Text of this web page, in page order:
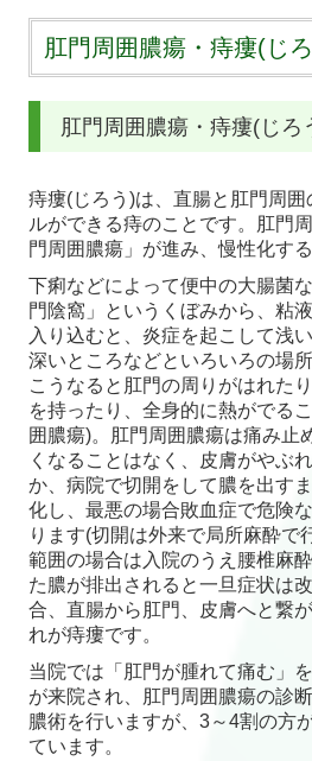
各種検査
施設・設備紹介
アクセス
お問い合わせ
肛門周囲膿瘍・痔瘻(じ
肛門周囲膿瘍・痔瘻(じろ
痔瘻(じろう)は、直腸と肛門周
ルができる痔のことです。肛門
門周囲膿瘍」が進み、慢性化す
下痢などによって便中の大腸菌
門陰窩」というくぼみから、粘
入り込むと、炎症を起こして浅
深いところなどといろいろの場
こうなると肛門の周りがはれた
を持ったり、全身的に熱がでる
囲膿瘍)。肛門周囲膿瘍は痛み止
くなることはなく、皮膚がやぶ
か、病院で切開をして膿を出す
化し、最悪の場合敗血症で危険
ります(切開は外来で局所麻酔で
範囲の場合は入院のうえ腰椎麻
た膿が排出されると一旦症状は
合、直腸から肛門、皮膚へと繋
れが痔瘻です。
当院では「肛門が腫れて痛む」
が来院され、肛門周囲膿瘍の診
膿術を行いますが、3～4割の方
ています。